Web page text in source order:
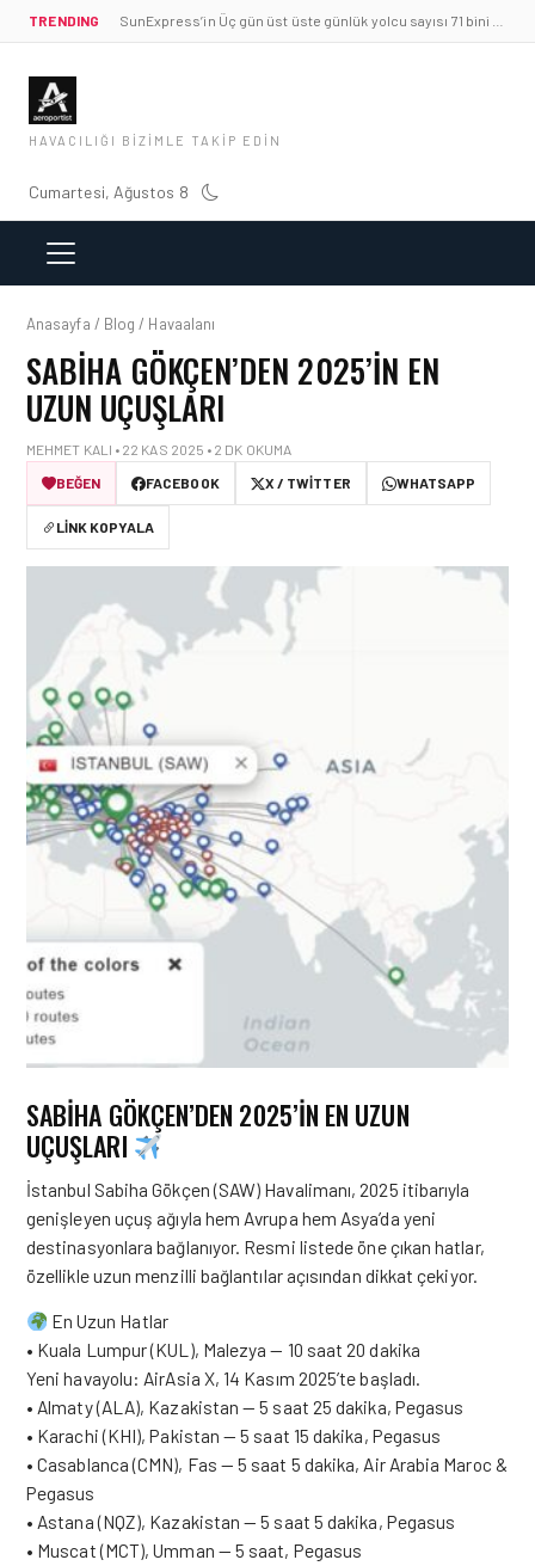
TRENDING
HAVACILIĞI BIZIMLE TAKIP EDIN
Cumartesi, Ağustos 8
Anasayfa / Blog / Havaalanı
SABIHA GÖKÇEN’DEN 2025’İN EN
UZUN UÇUŞLARI
MEHMET KALI • 22 KAS 2025 • 2 DK OKUMA
BEĞEN
FACEBOOK X / TWITTER WHATSAPP
LINK KOPYALA
SABİHA GÖKÇEN’DEN 2025’İN EN UZUN
UÇUŞLARI
İstanbul Sabiha Gökçen (SAW) Havalimanı, 2025 itibarıyla
genişleyen uçuş ağıyla hem Avrupa hem Asya’da yeni
destinasyonlara bağlanıyor. Resmi listede öne çıkan hatlar,
özellikle uzun menzilli bağlantılar açısından dikkat çekiyor.
En Uzun Hatlar
• Kuala Lumpur (KUL), Malezya — 10 saat 20 dakika
Yeni havayolu: AirAsia X, 14 Kasım 2025’te başladı.
• Almaty (ALA), Kazakistan — 5 saat 25 dakika, Pegasus
• Karachi (KHI), Pakistan — 5 saat 15 dakika, Pegasus
• Casablanca (CMN), Fas — 5 saat 5 dakika, Air Arabia Maroc &
Pegasus
• Astana (NQZ), Kazakistan — 5 saat 5 dakika, Pegasus
• Muscat (MCT), Umman — 5 saat, Pegasus